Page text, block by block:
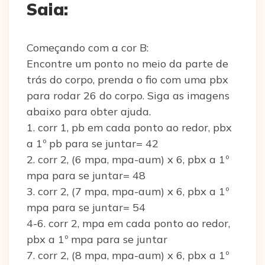
Saia:
Começando com a cor B:
Encontre um ponto no meio da parte de
trás do corpo, prenda o fio com uma pbx
para rodar 26 do corpo. Siga as imagens
abaixo para obter ajuda.
1. corr 1, pb em cada ponto ao redor, pbx
a 1º pb para se juntar= 42
2. corr 2, (6 mpa, mpa-aum) x 6, pbx a 1º
mpa para se juntar= 48
3. corr 2, (7 mpa, mpa-aum) x 6, pbx a 1º
mpa para se juntar= 54
4-6. corr 2, mpa em cada ponto ao redor,
pbx a 1º mpa para se juntar
7. corr 2, (8 mpa, mpa-aum) x 6, pbx a 1º